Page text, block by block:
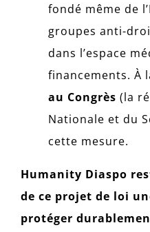
fondé même de
groupes anti-
dans l’espace
financements. À
au Congrès (la
Nationale et du
cette mesure.
Humanity Diaspo
de ce projet de loi
protéger